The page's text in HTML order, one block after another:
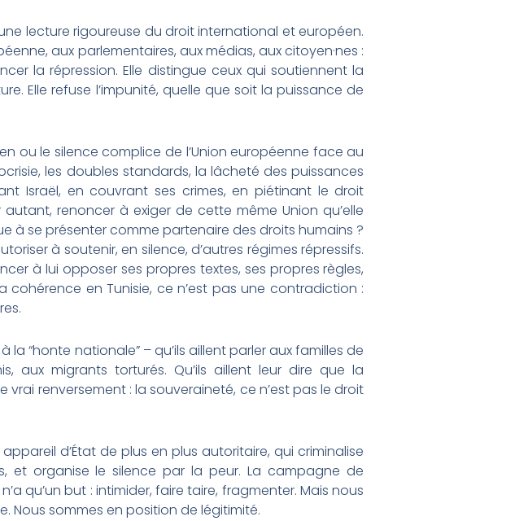
lecture rigoureuse du droit international et européen.
aux parlementaires, aux médias, aux citoyen·nes :
la répression. Elle distingue ceux qui soutiennent la
Elle refuse l’impunité, quelle que soit la puissance de
ou le silence complice de l’Union européenne face au
les doubles standards, la lâcheté des puissances
Israël, en couvrant ses crimes, en piétinant le droit
renoncer à exiger de cette même Union qu’elle
à se présenter comme partenaire des droits humains ?
à soutenir, en silence, d’autres régimes répressifs.
à lui opposer ses propres textes, ses propres règles,
cohérence en Tunisie, ce n’est pas une contradiction :
la “honte nationale” – qu’ils aillent parler aux familles de
aux migrants torturés. Qu’ils aillent leur dire que la
renversement : la souveraineté, ce n’est pas le droit
d’État de plus en plus autoritaire, qui criminalise
et organise le silence par la peur. La campagne de
qu’un but : intimider, faire taire, fragmenter. Mais nous
Nous sommes en position de légitimité.